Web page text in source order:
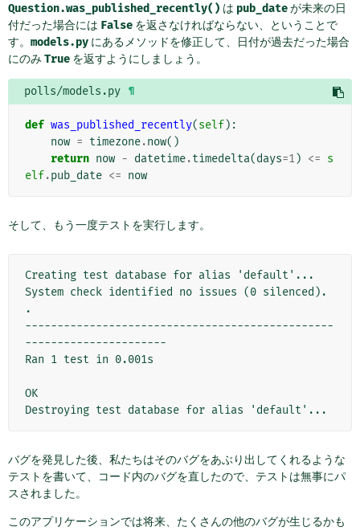
Question.was_published_recently() は pub_dateが未来の日
付だった場合には False を返さなければならない、ということで
す。 models.py にあるメソッドを修正して、日付が過去だった場合
にのみ True を返すようにしましょう。
polls/models.py ¶
def was_published_recently(self):
now = timezone.now()
return now - datetime.timedelta(days=1) <= s
elf.pub_date <= now
そして、もう一度テストを実行します。
Creating test database for alias 'default'...
System check identified no issues (0 silenced).
.
------------------------------------------------
----------------------
Ran 1 test in 0.001s
OK
Destroying test database for alias 'default'...
バグを発見した後、私たちはそのバグをあぶり出してくれるような
テストを書いて、コード内のバグを直したので、テストは無事にパ
スされました。
このアプリケーションでは将来、たくさんの他のバグが生じるかも